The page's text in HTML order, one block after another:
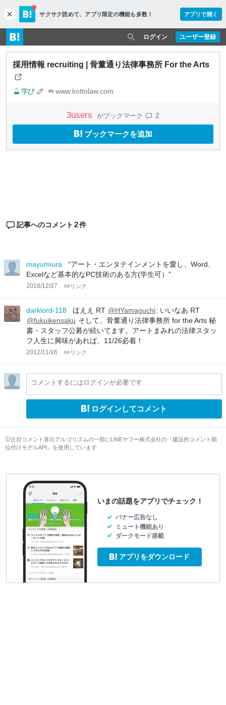
c
l
o
s
e
サクサク読めて、 アプリ限定の機能も多数！ アプリで開く
ユーザー登録
ログイン
採用情報 recruiting | 骨董通り法律事務所 For the Arts
学び www.kottolaw.com
3users がブックマーク 2
ブックマークを追加
記事へのコメント 2件
mayumiura
“アート・エンタテインメントを愛し、Word、
Excelなど基本的なPC技術のある方(学生可）”
2018/12/27 リンク
darklord-118 ほええ RT @HYamaguchi: いいなあ RT
@fukuikensaku そして、骨董通り法律事務所 for the Arts 秘
書・スタッフ公募が続いてます。アートまみれの法律スタッ
フ人生に興味があれば、11/26必着！
2012/11/16 リンク
コメントするにはログインが必要です
ログインしてコメント
注目コメント算出アルゴリズムの一部にLINEヤフー株式会社の「建設的コメント順
位付けモデルAPI」を使用しています
いまの話題をアプリでチェック！
バナー広告なし
ミュート機能あり
ダークモード搭載
アプリをダウンロード